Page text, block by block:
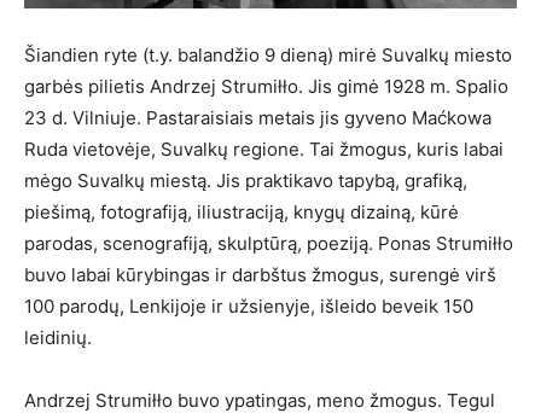
Šiandien ryte (t.y. balandžio 9 dieną) mirė Suvalkų miesto
garbės pilietis Andrzej Strumiłło. Jis gimė 1928 m. Spalio
23 d. Vilniuje. Pastaraisiais metais jis gyveno Maćkowa
Ruda vietovėje, Suvalkų regione. Tai žmogus, kuris labai
mėgo Suvalkų miestą. Jis praktikavo tapybą, grafiką,
piešimą, fotografiją, iliustraciją, knygų dizainą, kūrė
parodas, scenografiją, skulptūrą, poeziją. Ponas Strumiłło
buvo labai kūrybingas ir darbštus žmogus, surengė virš
100 parodų, Lenkijoje ir užsienyje, išleido beveik 150
leidinių.
Andrzej Strumiłło buvo ypatingas, meno žmogus. Tegul